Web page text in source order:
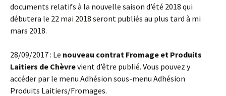
documents relatifs à la nouvelle saison d’été 2018 qui
débutera le 22 mai 2018 seront publiés au plus tard à mi
mars 2018.
28/09/2017 : Le nouveau contrat Fromage et Produits
Laitiers de Chèvrevient d’être publié. Vous pouvez y
accéder par le menu Adhésion sous-menu Adhésion
Produits Laitiers/Fromages.